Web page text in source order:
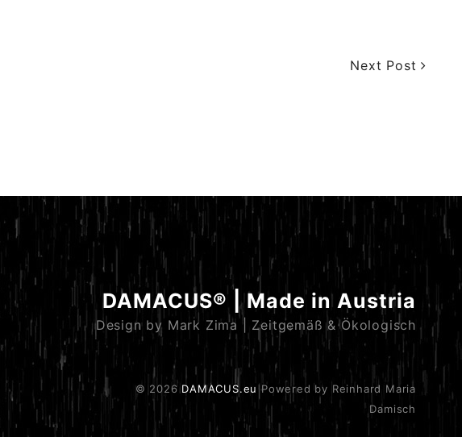
Next Post
DAMACUS® | Made in Austria
Design by Mark Zima | Zeitgemäß & Ökologisch
© 2026 DAMACUS.eu Powered by Reinhard Maria
Damisch